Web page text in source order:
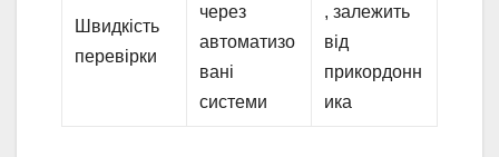
Швидкість
перевірки
через
автоматизо
вані
системи
, залежить
від
прикордонн
ика